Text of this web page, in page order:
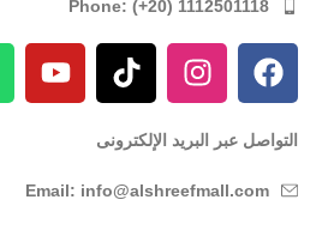
Phone: (+20) 1112501118
التواصل عبر البريد الإلكترونى
Email: info@alshreefmall.com